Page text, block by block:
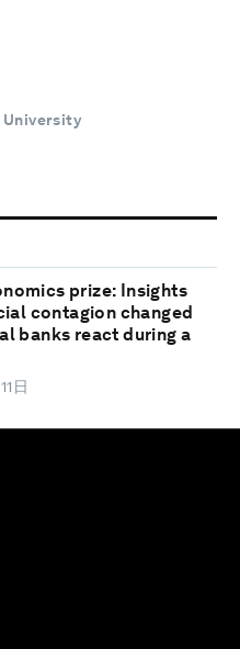
University
prize: Insights
contagion changed
banks react during a
日